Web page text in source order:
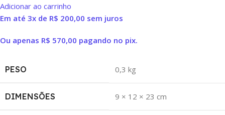
Adicionar ao carrinho
Em até 3x de R$ 200,00 sem juros
Ou apenas R$ 570,00 pagando no pix.
PESO 0,3 kg
DIMENSÕES 9 × 12 × 23 cm